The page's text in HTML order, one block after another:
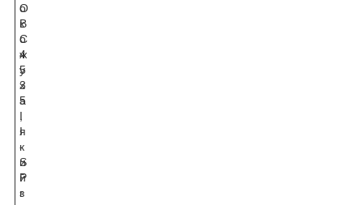
O
B
C
4
5
3
5
I
I
-
S
P
r
о
к
о
ж
у
х
а
,
я
к
и
й
з